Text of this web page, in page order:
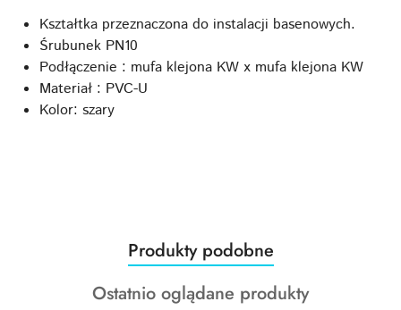
Kształtka przeznaczona do instalacji basenowych.
Śrubunek PN10
Podłączenie : mufa klejona KW x mufa klejona KW
Materiał : PVC-U
Kolor: szary
Pomiń karuzelę produktów
Produkty
o
statusie:
Produkty podobne
Produkty
Ostatnio oglądane produkty